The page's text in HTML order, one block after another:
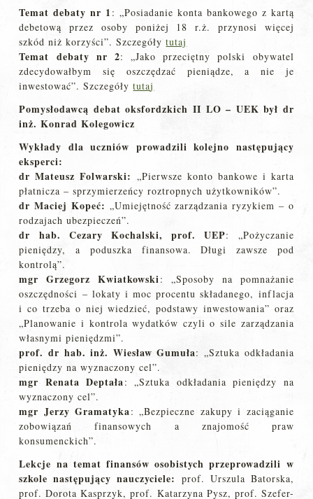
Temat debaty nr 1 : „Posiadanie konta bankowego z kartą
debetową przez osoby poniżej 18 r.ż. przynosi więcej
szkód niż korzyści”. Szczegółytutaj
Temat debaty nr 2: „Jako przeciętny polski obywatel
zdecydowałbym się oszczędzać pieniądze, a nie je
inwestować”. Szczegółytutaj
Pomysłodawcą debat oksfordzkich II LO – UEK był dr
inż. Konrad Kolegowicz
Wykłady dla uczniów prowadzili kolejno następujący
eksperci:
dr Mateusz Folwarski: „Pierwsze konto bankowe i karta
płatnicza – sprzymierzeńcy roztropnych użytkowników”.
dr Maciej Kopeć: „Umiejętność zarządzania ryzykiem – o
rodzajach ubezpieczeń”.
dr hab. Cezary Kochalski, prof. UEP: „Pożyczanie
pieniędzy, a poduszka finansowa. Długi zawsze pod
kontrolą”.
mgr Grzegorz Kwiatkowski: „Sposoby na pomnażanie
oszczędności – lokaty i moc procentu składanego, inflacja
i co trzeba o niej wiedzieć, podstawy inwestowania” oraz
„Planowanie i kontrola wydatków czyli o sile zarządzania
własnymi pieniędzmi”.
prof. dr hab. inż. Wiesław Gumuła: „Sztuka odkładania
pieniędzy na wyznaczony cel”.
mgr Renata Deptała: „Sztuka odkładania pieniędzy na
wyznaczony cel”.
mgr Jerzy Gramatyka: „Bezpieczne zakupy i zaciąganie
zobowiązań finansowych a znajomość praw
konsumenckich”.
Lekcje na temat finansów osobistych przeprowadzili w
szkole następujący nauczyciele: prof. Urszula Batorska,
prof. Dorota Kasprzyk, prof. Katarzyna Pysz, prof. Szefer-